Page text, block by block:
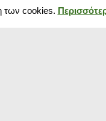
των cookies.